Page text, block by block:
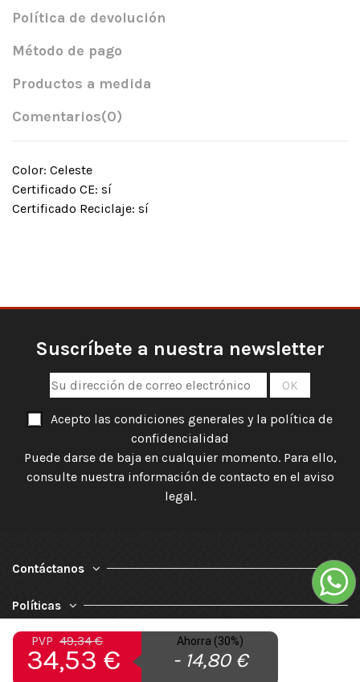
PVP 49,34 €
34,53 €
Ahorra (30%)
- 14,80 €
Política de devolución
Método de pago
Productos a medida
Comentarios(0)
Color: Celeste
Certificado CE: sí
Certificado Reciclaje: sí
Suscríbete a nuestra newsletter
Acepto las condiciones generales y la política de
confidencialidad
Puede darse de baja en cualquier momento. Para ello,
consulte nuestra información de contacto en el aviso
legal.
Contáctanos
Políticas
Nuestra Empresa